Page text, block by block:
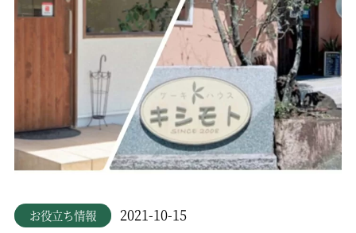
お役立ち情報
2021-10-15